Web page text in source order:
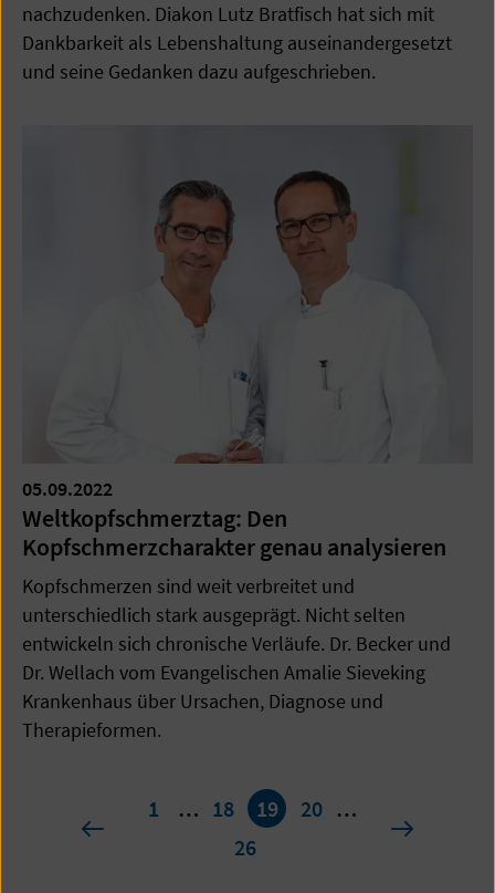
nachzudenken. Diakon Lutz Bratfisch hat sich mit
Dankbarkeit als Lebenshaltung auseinandergesetzt
und seine Gedanken dazu aufgeschrieben.
05.09.2022
Weltkopfschmerztag: Den
Kopfschmerzcharakter genau analysieren
Kopfschmerzen sind weit verbreitet und
unterschiedlich stark ausgeprägt. Nicht selten
entwickeln sich chronische Verläufe. Dr. Becker und
Dr. Wellach vom Evangelischen Amalie Sieveking
Krankenhaus über Ursachen, Diagnose und
Therapieformen.
19vorherige
1 … 18 19 20 …
26
nächste